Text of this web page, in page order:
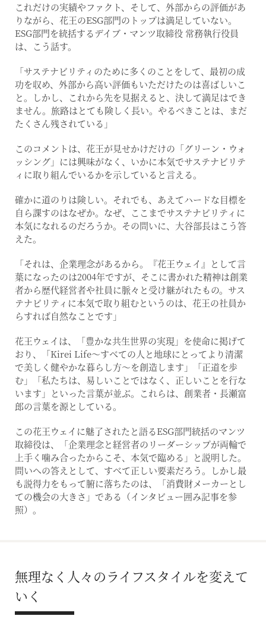
これだけの実績やファクト、そして、外部からの評価があ
りながら、花王のESG部門のトップは満足していない。
ESG部門を統括するデイブ・マンツ取締役 常務執行役員
は、こう話す。
「サステナビリティのために多くのことをして、最初の成
功を収め、外部から高い評価もいただけたのは喜ばしいこ
と。しかし、これから先を見据えると、決して満足はでき
ません。旅路はとても険しく長い。やるべきことは、まだ
たくさん残されている」
このコメントは、花王が見せかけだけの「グリーン・ウォ
ッシング」には興味がなく、いかに本気でサステナビリテ
ィに取り組んでいるかを示していると言える。
確かに道のりは険しい。それでも、あえてハードな目標を
自ら課すのはなぜか。なぜ、ここまでサステナビリティに
本気になれるのだろうか。その問いに、大谷部長はこう答
えた。
「それは、企業理念があるから。『花王ウェイ』として言
葉になったのは2004年ですが、そこに書かれた精神は創業
者から歴代経営者や社員に脈々と受け継がれたもの。サス
テナビリティに本気で取り組むというのは、花王の社員か
らすれば自然なことです」
花王ウェイは、「豊かな共生世界の実現」を使命に掲げて
おり、「Kirei Life～すべての人と地球にとってより清潔
で美しく健やかな暮らし方～を創造します」「正道を歩
む」「私たちは、易しいことではなく、正しいことを行な
います」といった言葉が並ぶ。これらは、創業者・長瀬富
郎の言葉を源としている。
この花王ウェイに魅了されたと語るESG部門統括のマンツ
取締役は、「企業理念と経営者のリーダーシップが両輪で
上手く噛み合ったからこそ、本気で臨める」と説明した。
問いへの答えとして、すべて正しい要素だろう。しかし最
も説得力をもって腑に落ちたのは、「消費財メーカーとし
ての機会の大きさ」である（インタビュー囲み記事を参
照）。
無理なく人々のライフスタイルを変えて
いく